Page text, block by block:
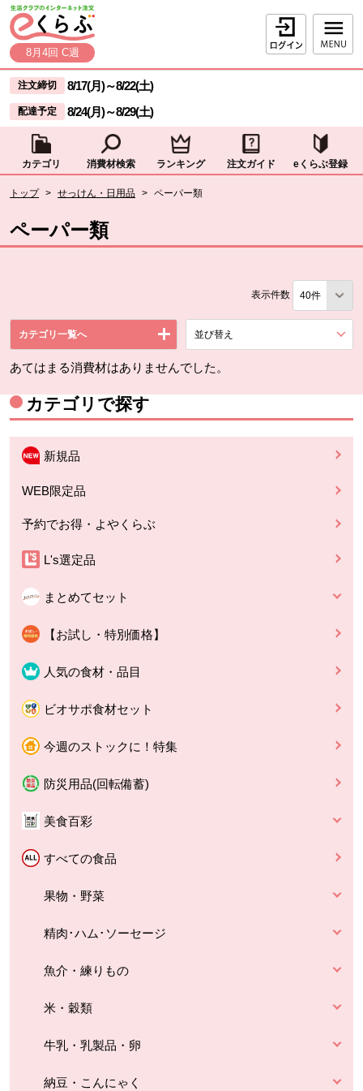
ページの先頭です。
本文へジャンプする。
8月4回 C週
ログイン
ここからサイト内共通メニューです。
サイト内共通メニューをスキップする
注文締切 8/17(月)～8/22(土)
配達予定 8/24(月)～8/29(土)
カテゴリ 消費材検索 ランキング 注文ガイド eくらぶ登録
トップ > せっけん・日用品 > ペーパー類
ペーパー類
表示件数
カテゴリ一覧へ 並び替え
あてはまる消費材はありませんでした。
カテゴリで探す
新規品
WEB限定品
予約でお得・よやくらぶ
L's選定品
まとめてセット
【お試し・特別価格】
人気の食材・品目
ビオサポ食材セット
今週のストックに！特集
防災用品(回転備蓄)
美食百彩
すべての食品
果物・野菜
精肉･ハム･ソーセージ
魚介・練りもの
米・穀類
牛乳・乳製品・卵
納豆・こんにゃく